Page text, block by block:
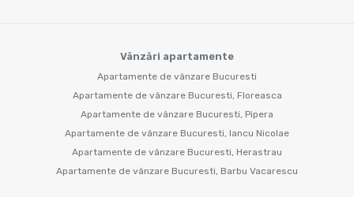
Vânzări apartamente
Apartamente de vânzare Bucuresti
Apartamente de vânzare Bucuresti, Floreasca
Apartamente de vânzare Bucuresti, Pipera
Apartamente de vânzare Bucuresti, Iancu Nicolae
Apartamente de vânzare Bucuresti, Herastrau
Apartamente de vânzare Bucuresti, Barbu Vacarescu